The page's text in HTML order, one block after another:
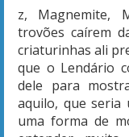
z, Magnemite,
trovões caírem
criaturinhas ali
que o Lendário
dele para
aquilo, que seria
uma forma de